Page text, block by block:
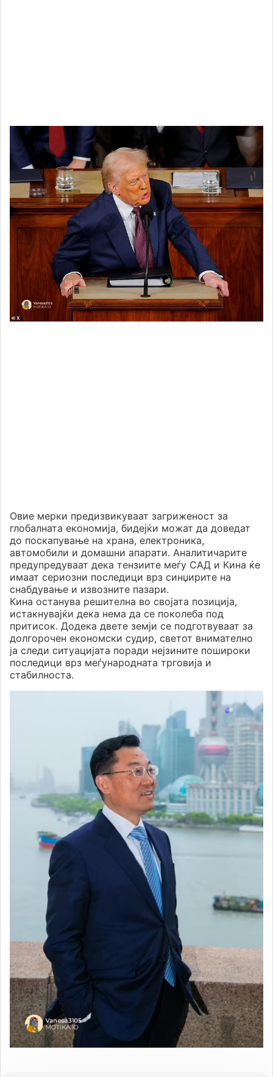
Овие мерки предизвикуваат загриженост за
глобалната економија, бидејќи можат да доведат
до поскапување на храна, електроника,
автомобили и домашни апарати. Аналитичарите
предупредуваат дека тензиите меѓу САД и Кина ќе
имаат сериозни последици врз синџирите на
снабдување и извозните пазари.
Кина останува решителна во својата позиција,
истакнувајќи дека нема да се поколеба под
притисок. Додека двете земји се подготвуваат за
долгорочен економски судир, светот внимателно
ја следи ситуацијата поради нејзините пошироки
последици врз меѓународната трговија и
стабилноста.